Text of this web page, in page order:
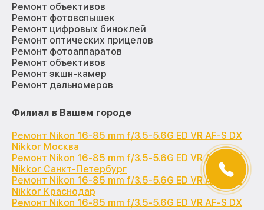
Ремонт объективов
Ремонт фотовспышек
Ремонт цифровых биноклей
Ремонт оптических прицелов
Ремонт фотоаппаратов
Ремонт объективов
Ремонт экшн-камер
Ремонт дальномеров
Филиал в Вашем городе
Ремонт Nikon 16-85 mm f/3.5-5.6G ED VR AF-S DX
Nikkor Москва
Ремонт Nikon 16-85 mm f/3.5-5.6G ED VR AF-S DX
Nikkor Санкт-Петербург
Ремонт Nikon 16-85 mm f/3.5-5.6G ED VR AF-S DX
Nikkor Краснодар
Ремонт Nikon 16-85 mm f/3.5-5.6G ED VR AF-S DX